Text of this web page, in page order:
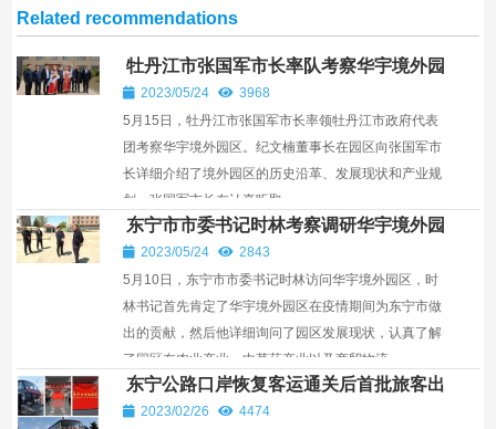
Related recommendations
牡丹江市张国军市长率队考察华宇境外园
区￼2023/05/24
3968
5月15日，牡丹江市张国军市长率领牡丹江市政府代表
团考察华宇境外园区。纪文楠董事长在园区向张国军市
长详细介绍了境外园区的历史沿革、发展现状和产业规
划。张国军市长在认真听取...
东宁市市委书记时林考察调研华宇境外园
区￼2023/05/24
2843
5月10日，东宁市市委书记时林访问华宇境外园区，时
林书记首先肯定了华宇境外园区在疫情期间为东宁市做
出的贡献，然后他详细询问了园区发展现状，认真了解
了园区在农业产业、中草药产业以及商贸物流...
东宁公路口岸恢复客运通关后首批旅客出
境通关
2023/02/26
4474